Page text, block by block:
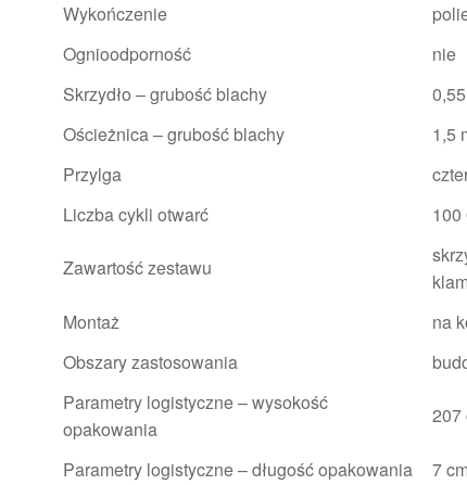
Wykończenie
Ognioodporność
nie
Skrzydło – grubość blachy
Ościeżnica – grubość blachy
1,5
Przylga
Liczba cykli otwarć
100
Zawartość zestawu
Montaż
na
Obszary zastosowania
Parametry logistyczne – wysokość
opakowania
207
Parametry logistyczne – długość opakowania
7 cm